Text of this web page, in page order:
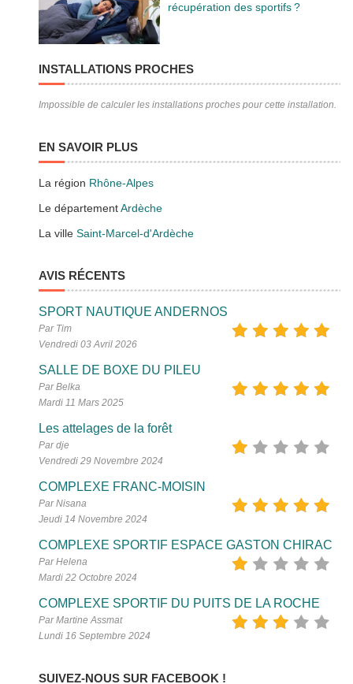
récupération des sportifs ?
INSTALLATIONS PROCHES
Impossible de calculer les installations proches pour cette installation.
EN SAVOIR PLUS
La région Rhône-Alpes
Le départementArdèche
La villeSaint-Marcel-d'Ardèche
AVIS RÉCENTS
SPORT NAUTIQUE ANDERNOS
Par Tim
Vendredi 03 Avril 2026
SALLE DE BOXE DU PILEU
Par Belka
Mardi 11 Mars 2025
Les attelages de la forêt
Par dje
Vendredi 29 Novembre 2024
COMPLEXE FRANC-MOISIN
Par Nisana
Jeudi 14 Novembre 2024
COMPLEXE SPORTIF ESPACE GASTON CHIRAC
Par Helena
Mardi 22 Octobre 2024
COMPLEXE SPORTIF DU PUITS DE LA ROCHE
Par Martine Assmat
Lundi 16 Septembre 2024
SUIVEZ-NOUS SUR FACEBOOK !